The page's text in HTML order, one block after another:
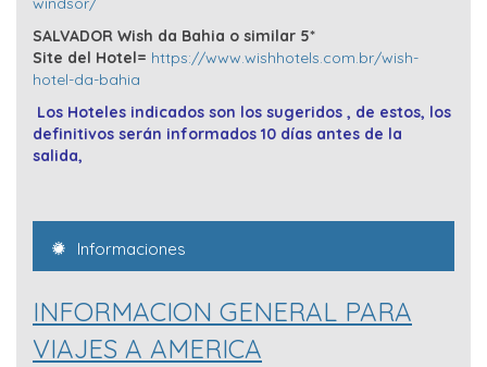
SALVADOR Wish da Bahia o similar 5*
Site del Hotel= https://www.wishhotels.com.br/wish-
hotel-da-bahia
Los Hoteles indicados son los sugeridos , de estos, los
definitivos serán informados 10 días antes de la
salida,
Informaciones
INFORMACION GENERAL PARA
VIAJES A AMERICA